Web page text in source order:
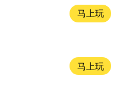
马上玩
马上玩